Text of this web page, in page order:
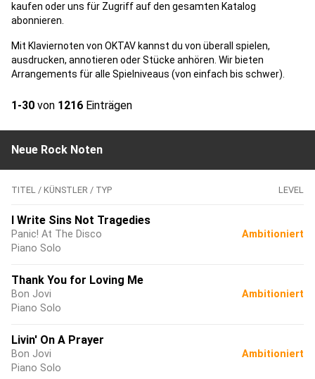
kaufen oder uns für Zugriff auf den gesamten Katalog
abonnieren.
Mit Klaviernoten von OKTAV kannst du von überall spielen,
ausdrucken, annotieren oder Stücke anhören. Wir bieten
Arrangements für alle Spielniveaus (von einfach bis schwer).
1-30 von 1216 Einträgen
Neue Rock Noten
TITEL / KÜNSTLER / TYP LEVEL
I Write Sins Not Tragedies
Panic! At The Disco
Piano Solo
Ambitioniert
Thank You for Loving Me
Bon Jovi
Piano Solo
Ambitioniert
Livin' On A Prayer
Bon Jovi
Piano Solo
Ambitioniert